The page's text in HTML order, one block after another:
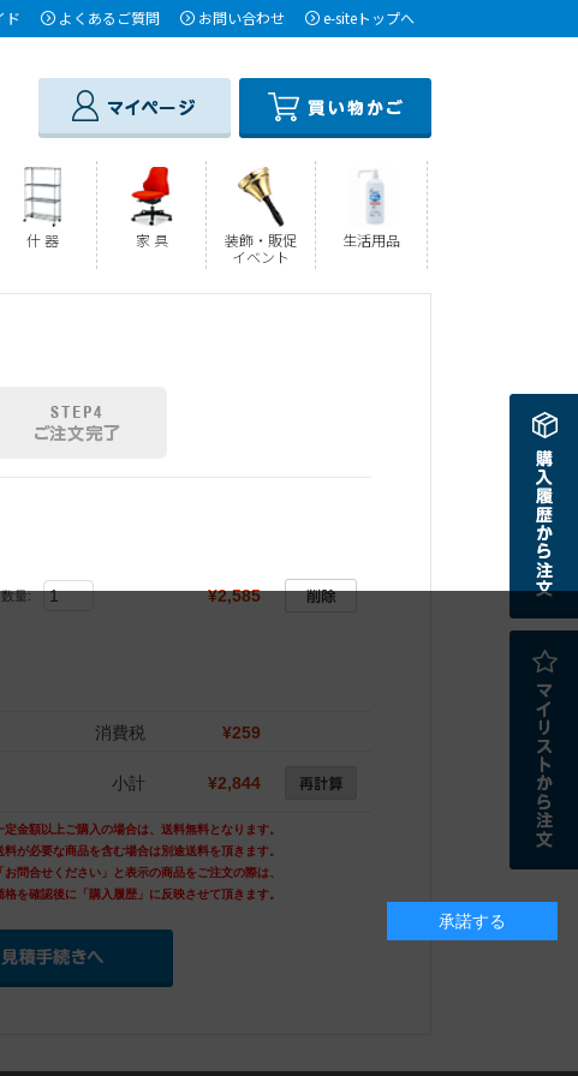
ド よくあるご質問 お問い合わせ e-siteトップへ
什 器 家 具
装飾・販促
イベント
生活用品
数量: ¥2,585
消費税 ¥259
小計 ¥2,844
定金額以上ご購入の場合は、送料無料となります。
が必要な商品を含む場合は別途送料を頂きます。
問合せください」と表示の商品をご注文の際は、
を確認後に「購入履歴」に反映させて頂きます。
承諾する